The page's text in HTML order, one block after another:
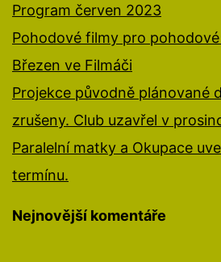
Program červen 2023
Pohodové filmy pro
Březen ve Filmáči
Projekce původně plánované
zrušeny. Club uzavřel v
Paralelní matky a Okupace
termínu.
Nejnovější komentáře